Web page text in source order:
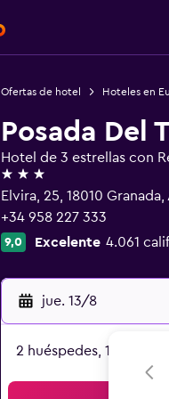
Ofertas de hotel Hoteles en
Posada Del
Hotel de 3 estrellas con
3 estrellas
Elvira, 25, 18010
+34 958 227 333
9,0 Excelente 4.061
jue. 13/8
2 huéspedes, 1